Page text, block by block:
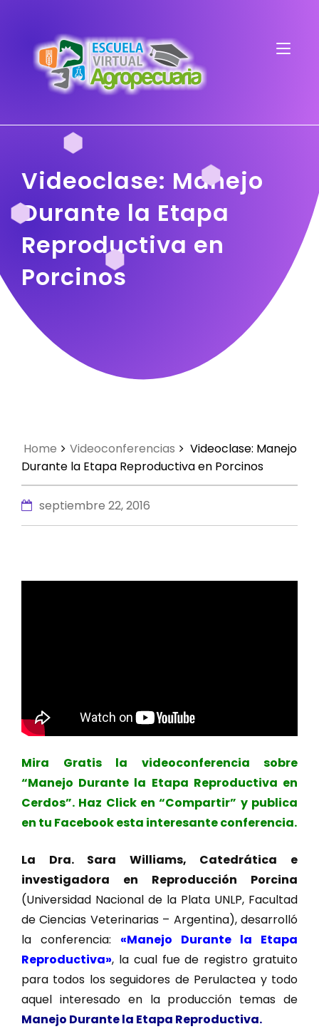
Videoclase: Manejo
Durante la Etapa
Reproductiva en
Porcinos
Home Videoconferencias
Videoclase: Manejo
Durante la Etapa Reproductiva en Porcinos
septiembre 22, 2016
Mira Gratis la videoconferencia sobre
“Manejo Durante la Etapa Reproductiva en
Cerdos”. Haz Click en “Compartir” y publica
en tu Facebook esta interesante conferencia.
La Dra. Sara Williams, Catedrática e
investigadora en Reproducción Porcina
(Universidad Nacional de la Plata UNLP, Facultad
de Ciencias Veterinarias – Argentina), desarrolló
la conferencia: «Manejo Durante la Etapa
Reproductiva», la cual fue de registro gratuito
para todos los seguidores de Perulactea y todo
aquel interesado en la producción temas de
Manejo Durante la Etapa Reproductiva.